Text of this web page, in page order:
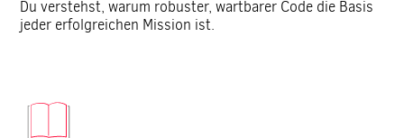
Du verstehst, warum robuster, wartbarer Code die Basis
jeder erfolgreichen Mission ist.